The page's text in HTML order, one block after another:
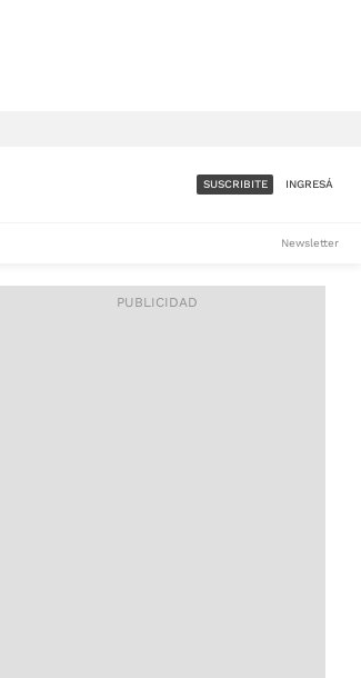
ACCESO FULL - $1.800/MES
SUSCRIBITE INGRESÁ
Newsletter